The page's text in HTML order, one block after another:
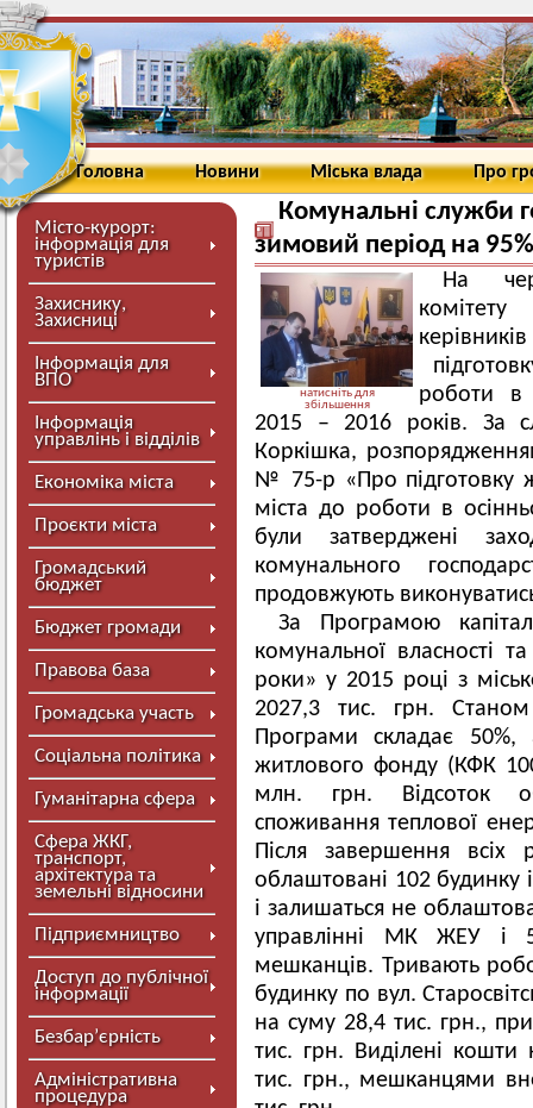
Головна Новини Міська влада Про
Місто-курорт:
інформація для
туристів
Захиснику,
Захисниці
Інформація для
ВПО
Інформація
управлінь і відділів
Економіка міста
Проєкти міста
Громадський
бюджет
Бюджет громади
Правова база
Громадська участь
Соціальна політика
Гуманітарна сфера
Сфера ЖКГ,
транспорт,
архітектура та
земельні відносини
Підприємництво
Доступ до публічної
інформації
Безбар’єрність
Адміністративна
процедура
Комунальні служби
зимовий період на 95%
натисніть для
збільшення
На
роботи в
2015 – 2016 років. За
Коркішка,
№ 75-р «Про підготовку
міста до роботи в
були затверджені
комунального
продовжують
За Програмою
комунальної власності
роки» у 2015 році з
2027,3 тис. грн.
Програми складає
житлового фонду (КФК
млн. грн. Відсоток
споживання теплової
Після завершення
облаштовані 102 будинку
і залишаться не
управлінні МК ЖЕУ і 5
мешканців. Тривають
будинку по вул.
на суму 28,4 тис. грн.,
тис. грн. Виділені
тис. грн., мешканцями